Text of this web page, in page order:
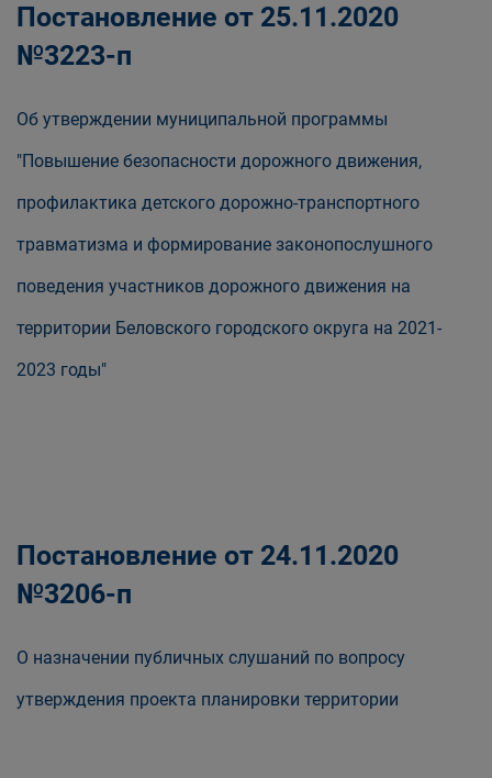
Постановление от 25.11.2020
№3223-п
Об утверждении муниципальной программы
"Повышение безопасности дорожного движения,
профилактика детского дорожно-транспортного
травматизма и формирование законопослушного
поведения участников дорожного движения на
территории Беловского городского округа на 2021-
2023 годы"
Постановление от 24.11.2020
№3206-п
О назначении публичных слушаний по вопросу
утверждения проекта планировки территории